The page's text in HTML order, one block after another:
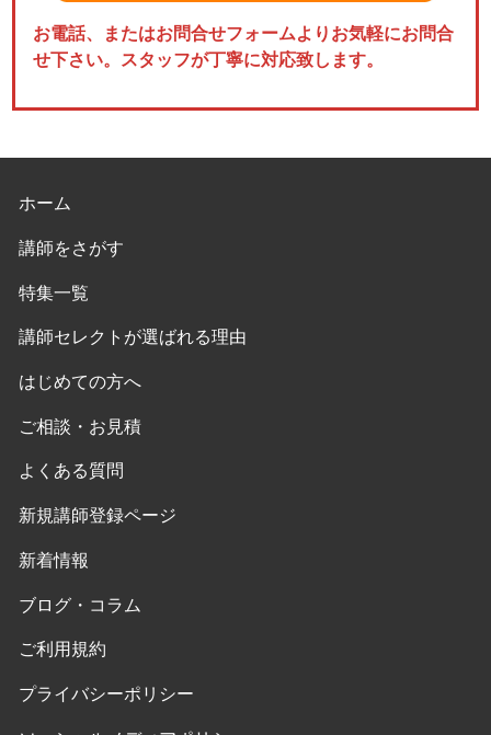
お電話、またはお問合せフォームよりお気軽にお問合
せ下さい。スタッフが丁寧に対応致します。
ホーム
講師をさがす
特集一覧
講師セレクトが選ばれる理由
はじめての方へ
ご相談・お見積
よくある質問
新規講師登録ページ
新着情報
ブログ・コラム
ご利用規約
プライバシーポリシー